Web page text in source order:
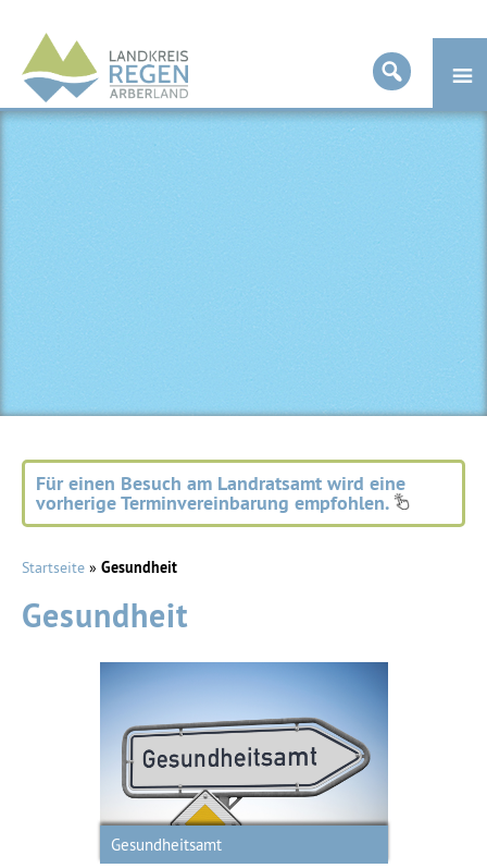
Landkreis
Regen
Für einen Besuch am Landratsamt wird eine
vorherige Terminvereinbarung empfohlen.
Startseite » Gesundheit
Gesundheit
Das Gesundheitsamt erfüllt
Aufgaben des öffentlichen
Gesundheitsdienstes
Gesundheitsamt